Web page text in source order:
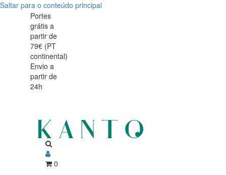
Saltar para o conteúdo principal
Talheres
salada
Vintage
Talheres
salada
Vintage
Portes
grátis a
partir de
79€ (PT
continental)
Envio a
partir de
24h
0